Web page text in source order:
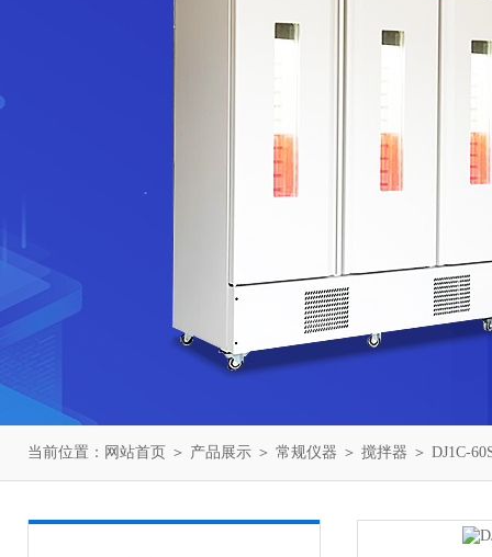
当前位置： 网站首页 ＞ 产品展示 ＞ 常规仪器 ＞ 搅拌器 ＞ DJ1C-